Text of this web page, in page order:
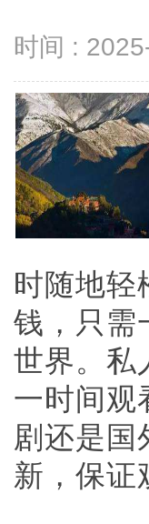
时间 :
时随地
钱，只需
世界。私
一时间观
剧还是国
新，保证